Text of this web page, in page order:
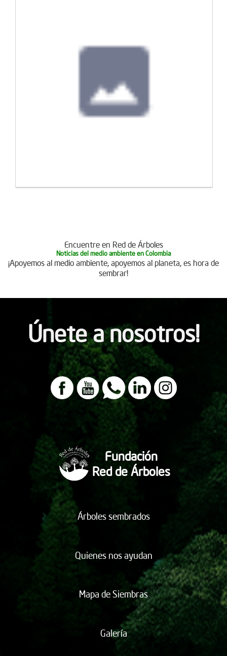
Encuentre en Red de Árboles
Noticias del medio ambiente en Colombia
¡Apoyemos al medio ambiente, apoyemos al planeta, es hora de
sembrar!
Únete a nosotros!
Fundación
Red de Árboles
Árboles sembrados
Quienes nos ayudan
Mapa de Siembras
Galería